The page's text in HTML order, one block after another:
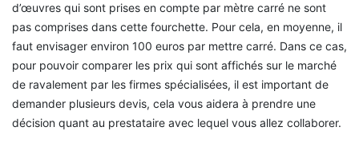
d’œuvres qui sont prises en compte par mètre carré ne sont
pas comprises dans cette fourchette. Pour cela, en moyenne, il
faut envisager environ 100 euros par mettre carré. Dans ce cas,
pour pouvoir comparer les prix qui sont affichés sur le marché
de ravalement par les firmes spécialisées, il est important de
demander plusieurs devis, cela vous aidera à prendre une
décision quant au prestataire avec lequel vous allez collaborer.